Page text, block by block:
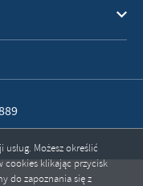
Możesz określić
klikając przycisk
do zapoznania się z